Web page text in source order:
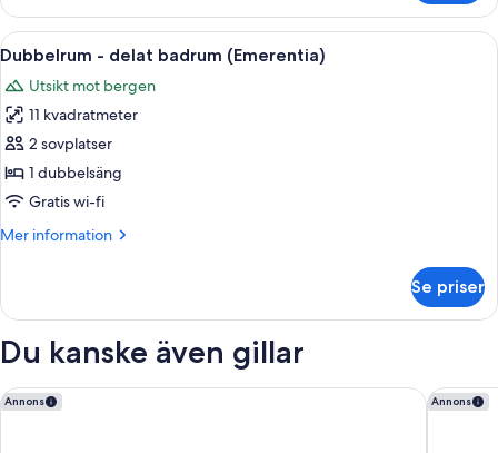
-
delat
badrum
Öppna
alla
foton
för
Dubbelrum
-
delat
(Emerentia)
En säng med blå kuddar och ett
6
Dubbelrum - delat badrum (Emerentia)
Utsikt mot bergen
11 kvadratmeter
2 sovplatser
1 dubbelsäng
Gratis wi-fi
Mer information
Mer
-
badrum
Se priser
Du kanske även gillar
Annons
Quality Hotel Grand Falun Annons
Gylle